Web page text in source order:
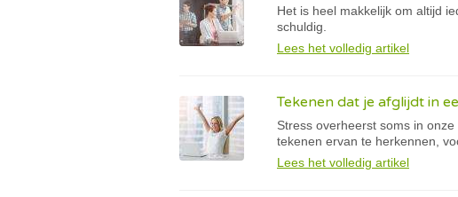
Het is heel makkelijk om altijd
schuldig.
Lees het volledig artikel
Tekenen dat je afglijdt in
Stress overheerst soms in
tekenen ervan te herkennen,
Lees het volledig artikel